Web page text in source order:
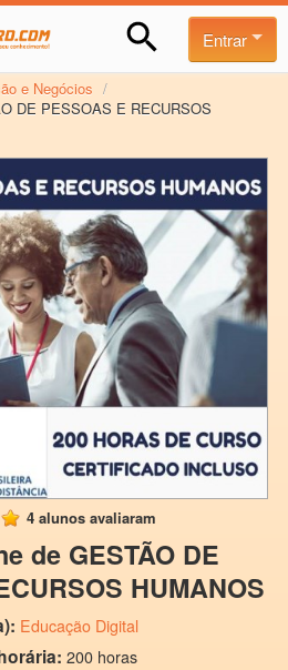
Entrar
e Negócios /
DE PESSOAS E RECURSOS
4 alunos avaliaram
de GESTÃO DE
HUMANOS
Educação Digital
200 horas